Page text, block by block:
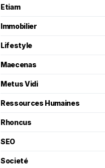
Etiam
Immobilier
Lifestyle
Maecenas
Metus Vidi
Ressources Humaines
Rhoncus
SEO
Societé